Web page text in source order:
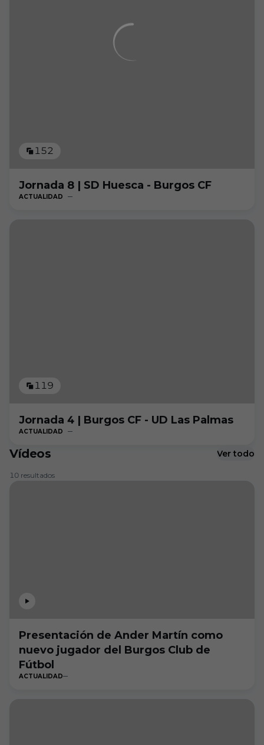
152
Jornada 8 | SD Huesca - Burgos CF
ACTUALIDAD
119
Jornada 4 | Burgos CF - UD Las Palmas
ACTUALIDAD
Vídeos Ver todo
10 resultados
Presentación de Ander Martín como
nuevo jugador del Burgos Club de
Fútbol
ACTUALIDAD